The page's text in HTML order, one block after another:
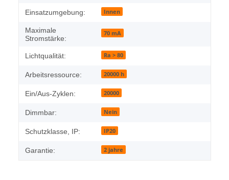
Einsatzumgebung: Innen
Maximale
Stromstärke:
70 mA
Lichtqualität: Ra > 80
Arbeitsressource: 20000 h
Ein/Aus-Zyklen: 20000
Dimmbar: Nein
Schutzklasse, IP: IP20
Garantie: 2 jahre